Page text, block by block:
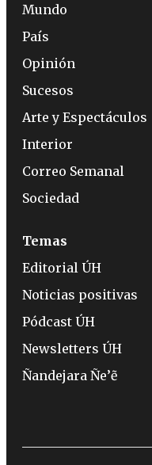
Mundo
País
Opinión
Sucesos
Arte y Espectáculos
Interior
Correo Semanal
Sociedad
Temas
Editorial ÚH
Noticias positivas
Pódcast ÚH
Newsletters ÚH
Ñandejara Ñe’ẽ